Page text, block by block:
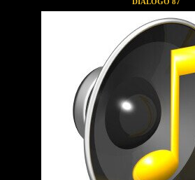
DIALOGO 87